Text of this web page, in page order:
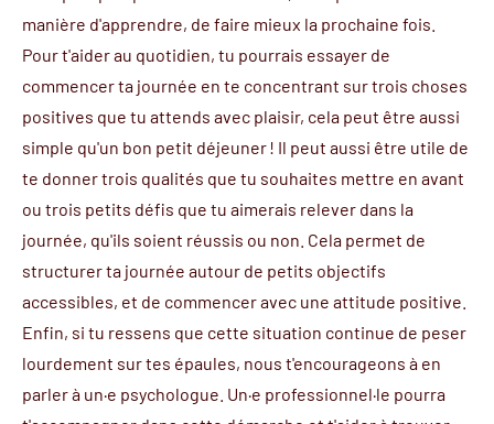
manière d'apprendre, de faire mieux la prochaine fois.
Pour t'aider au quotidien, tu pourrais essayer de
commencer ta journée en te concentrant sur trois choses
positives que tu attends avec plaisir, cela peut être aussi
simple qu'un bon petit déjeuner ! Il peut aussi être utile de
te donner trois qualités que tu souhaites mettre en avant
ou trois petits défis que tu aimerais relever dans la
journée, qu'ils soient réussis ou non. Cela permet de
structurer ta journée autour de petits objectifs
accessibles, et de commencer avec une attitude positive.
Enfin, si tu ressens que cette situation continue de peser
lourdement sur tes épaules, nous t'encourageons à en
parler à un·e psychologue. Un·e professionnel·le pourra